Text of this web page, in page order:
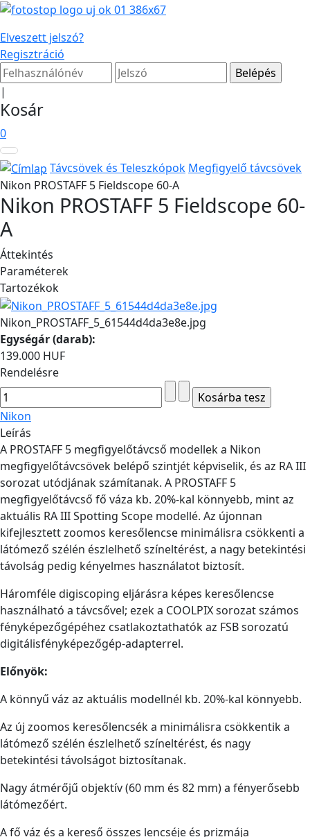
Elveszett jelszó?
Regisztráció
|
Kosár
0
Távcsövek és Teleszkópok Megfigyelő távcsövek
Nikon PROSTAFF 5 Fieldscope 60-A
Nikon PROSTAFF 5 Fieldscope 60-
A
Áttekintés
Paraméterek
Tartozékok
Nikon_PROSTAFF_5_61544d4da3e8e.jpg
Egységár (darab):
139.000 HUF
Rendelésre
Nikon
Leírás
A PROSTAFF 5 megfigyelőtávcső modellek a Nikon
megfigyelőtávcsövek belépő szintjét képviselik, és az RA III
sorozat utódjának számítanak. A PROSTAFF 5
megfigyelőtávcső fő váza kb. 20%-kal könnyebb, mint az
aktuális RA III Spotting Scope modellé. Az újonnan
kifejlesztett zoomos keresőlencse minimálisra csökkenti a
látómező szélén észlelhető színeltérést, a nagy betekintési
távolság pedig kényelmes használatot biztosít.
Háromféle digiscoping eljárásra képes keresőlencse
használható a távcsővel; ezek a COOLPIX sorozat számos
fényképezőgépéhez csatlakoztathatók az FSB sorozatú
digitálisfényképezőgép-adapterrel.
Előnyök:
A könnyű váz az aktuális modellnél kb. 20%-kal könnyebb.
Az új zoomos keresőlencsék a minimálisra csökkentik a
látómező szélén észlelhető színeltérést, és nagy
betekintési távolságot biztosítanak.
Nagy átmérőjű objektív (60 mm és 82 mm) a fényerősebb
látómezőért.
A fő váz és a kereső összes lencséje és prizmája